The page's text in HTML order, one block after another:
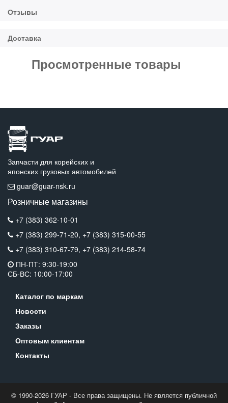
Просмотренные товары
Запчасти для корейских и
японских грузовых автомобилей
guar@guar-nsk.ru
Розничные магазины
+7 (383) 362-10-01
+7 (383) 299-71-20, +7 (383) 315-00-55
+7 (383) 310-67-79, +7 (383) 214-58-74
ПН-ПТ: 9:30-19:00
СБ-ВС: 10:00-17:00
Каталог по маркам
Новости
Заказы
Оптовым клиентам
Контакты
© 1990-2026 ГУАР - Все права защищены. Не является публичной